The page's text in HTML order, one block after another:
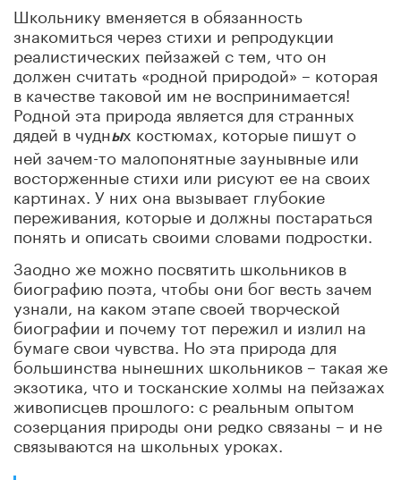
Школьнику вменяется в обязанность
знакомиться через стихи и репродукции
реалистических пейзажей с тем, что он
должен считать «родной природой» – которая
в качестве таковой им не воспринимается!
Родной эта природа является для странных
дядей в чудных костюмах, которые пишут о
ней зачем-то малопонятные заунывные или
восторженные стихи или рисуют ее на своих
картинах. У них она вызывает глубокие
переживания, которые и должны постараться
понять и описать своими словами подростки.
Заодно же можно посвятить школьников в
биографию поэта, чтобы они бог весть зачем
узнали, на каком этапе своей творческой
биографии и почему тот пережил и излил на
бумаге свои чувства. Но эта природа для
большинства нынешних школьников – такая же
экзотика, что и тосканские холмы на пейзажах
живописцев прошлого: с реальным опытом
созерцания природы они редко связаны – и не
связываются на школьных уроках.